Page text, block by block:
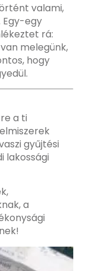
valami,
Egy-egy
rá:
melegünk,
hogy
a ti
gyűjtési
lakossági
a